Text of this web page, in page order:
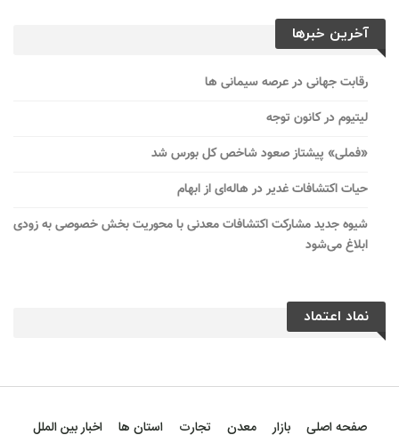
آخرین خبرها
رقابت جهانی در عرصه سیمانی ها
لیتیوم در کانون توجه
«فملی» پیشتاز صعود شاخص کل بورس شد
حیات اکتشافات غدیر در هاله‌ای از ابهام
شیوه جدید مشارکت اکتشافات معدنی با محوریت بخش خصوصی به زودی
ابلاغ می‌شود
نماد اعتماد
صفحه اصلی بازار معدن تجارت استان ها اخبار بین الملل